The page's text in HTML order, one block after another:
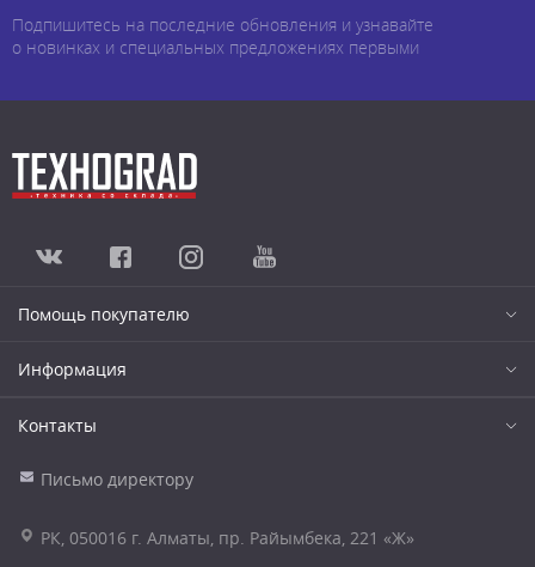
Подпишитесь на последние обновления и узнавайте
о новинках и специальных предложениях первыми
Помощь покупателю
Информация
Контакты
Письмо директору
РК, 050016 г. Алматы, пр. Райымбека, 221 «Ж»